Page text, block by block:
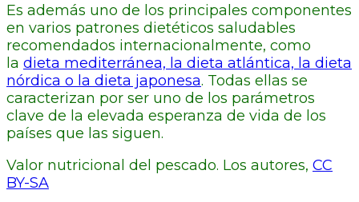
Es además uno de los principales componentes
en varios patrones dietéticos saludables
recomendados internacionalmente, como
la dieta mediterránea, la dieta atlántica, la dieta
nórdica o la dieta japonesa. Todas ellas se
caracterizan por ser uno de los parámetros
clave de la elevada esperanza de vida de los
países que las siguen.
Valor nutricional del pescado. Los autores, CC
BY-SA